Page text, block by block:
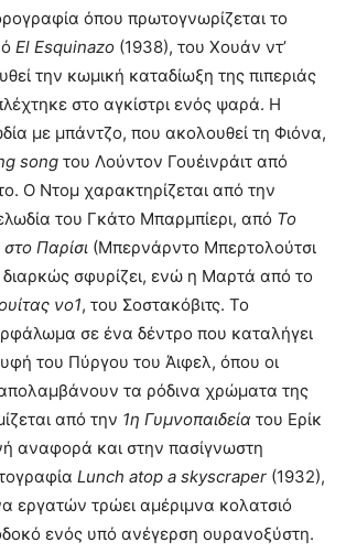
όπου πρωτογνωρίζεται το
El Esquinazo (1938), του Χουάν ντ’
την κωμική καταδίωξη της πιπεριάς
στο αγκίστρι ενός ψαρά. Η
με μπάντζο, που ακολουθεί τη Φιόνα,
song του Λούντον Γουέινράιτ από
Ο Ντομ χαρακτηρίζεται από την
του Γκάτο Μπαρμπίερι, από Το
Παρίσι (Μπερνάρντο Μπερτολούτσι
σφυρίζει, ενώ η Μαρτά από το
νο1, του Σοστακόβιτς. Το
σε ένα δέντρο που καταλήγει
του Πύργου του Άιφελ, όπου οι
τα ρόδινα χρώματα της
από την 1η Γυμνοπαιδεία του Ερίκ
αναφορά και στην πασίγνωστη
Lunch atop a skyscraper (1932),
εργατών τρώει αμέριμνα κολατσιό
ενός υπό ανέγερση ουρανοξύστη.